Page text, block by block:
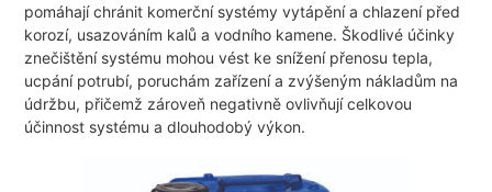
pomáhají chránit komerční systémy vytápění a chlazení před
korozí, usazováním kalů a vodního kamene. Škodlivé účinky
znečištění systému mohou vést ke snížení přenosu tepla,
ucpání potrubí, poruchám zařízení a zvýšeným nákladům na
údržbu, přičemž zároveň negativně ovlivňují celkovou
účinnost systému a dlouhodobý výkon.